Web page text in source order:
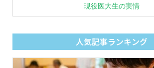
現役医大生の実情
人気記事ランキング